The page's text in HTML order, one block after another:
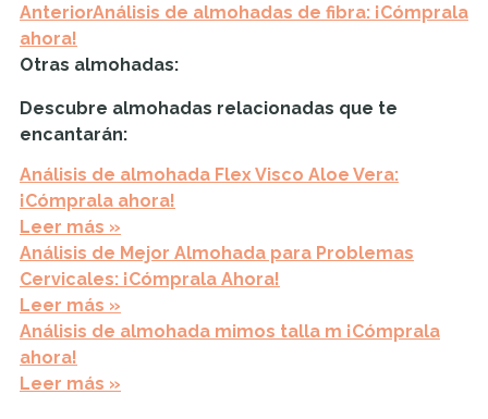
AnteriorAnálisis de almohadas de fibra: ¡Cómprala
ahora!
Otras almohadas:
Descubre almohadas relacionadas que te
encantarán:
Análisis de almohada Flex Visco Aloe Vera:
¡Cómprala ahora!
Leer más »
Análisis de Mejor Almohada para Problemas
Cervicales: ¡Cómprala Ahora!
Leer más »
Análisis de almohada mimos talla m ¡Cómprala
ahora!
Leer más »